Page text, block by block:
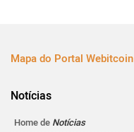
Mapa do Portal Webitcoin
Notícias
Home de Notícias